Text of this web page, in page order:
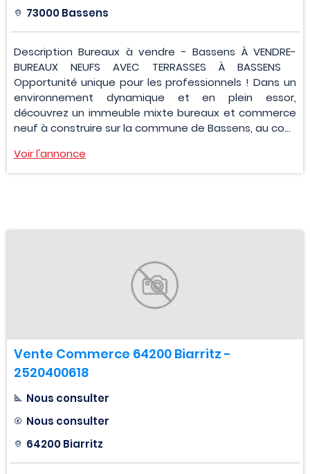
73000 Bassens
Description Bureaux à vendre - Bassens À VENDRE-
BUREAUX NEUFS AVEC TERRASSES À BASSENS
Opportunité unique pour les professionnels ! Dans un
environnement dynamique et en plein essor,
découvrez un immeuble mixte bureaux et commerce
neuf à construire sur la commune de Bassens, au co...
Voir l'annonce
Vente Commerce 64200 Biarritz -
2520400618
Nous consulter
Nous consulter
64200 Biarritz